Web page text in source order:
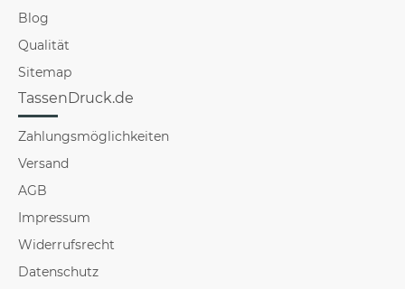
Blog
Qualität
Sitemap
TassenDruck.de
Zahlungsmöglichkeiten
Versand
AGB
Impressum
Widerrufsrecht
Datenschutz